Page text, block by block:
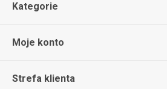
Kategorie
Moje konto
Strefa klienta